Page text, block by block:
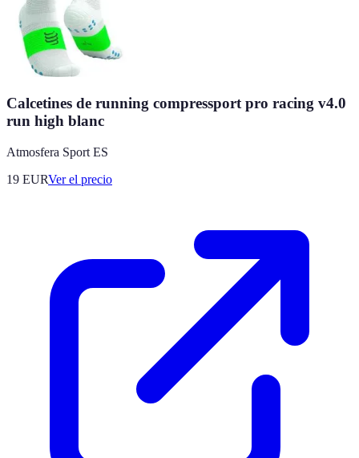
Calcetines de running compressport pro racing v4.0
run high blanc
Atmosfera Sport ES
19 EURVer el precio